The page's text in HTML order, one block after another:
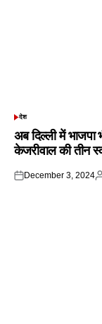
POSTED
देश
अब दिल्ली में भाजपा
केजरीवाल की तीन
Posted
December 3, 2024